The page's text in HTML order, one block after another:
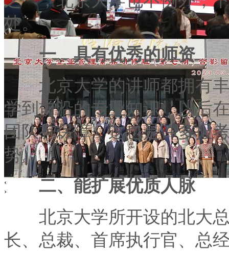
‹
›
处。
一、具有优秀的师资
北京大学的讲师都拥有丰
学到前沿的专业知识，以后
团队有保障，这也是许多报
势。
二、能扩展优质人脉
北京大学所开设的北大总
长、总裁、首席执行官、总